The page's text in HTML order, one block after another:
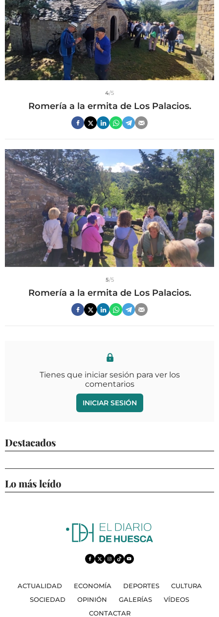
4/5
Romería a la ermita de Los Palacios.
5/5
Romería a la ermita de Los Palacios.
Tienes que iniciar sesión para ver los
comentarios
INICIAR SESIÓN
Destacados
Lo más leído
ACTUALIDAD ECONOMÍA DEPORTES
CULTURA
SOCIEDAD
OPINIÓN GALERÍAS
VÍDEOS
CONTACTAR